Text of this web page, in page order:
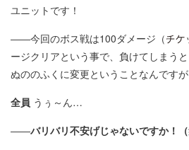
ユニットです！
――今回のボス戦は100ダメージ（
ージクリアという事で、負けてしまう
ぬののふくに変更ということなんです
全員 うぅ～ん…
――バリバリ不安げじゃないですか！（